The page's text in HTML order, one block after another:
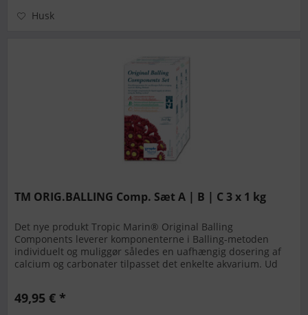
Husk
TM ORIG.BALLING Comp. Sæt A | B | C 3 x 1 kg
Det nye produkt Tropic Marin® Original Balling
Components leverer komponenterne i Balling-metoden
individuelt og muliggør således en uafhængig dosering af
calcium og carbonater tilpasset det enkelte akvarium. Ud
49,95 € *